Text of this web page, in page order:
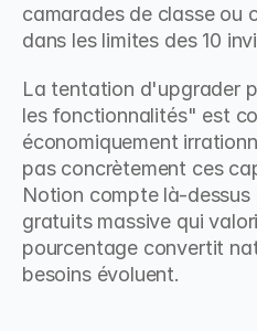
camarades de classe ou
dans les limites des 10
La tentation d'upgrader
les fonctionnalités" est
économiquement
pas concrètement ces
Notion compte là-
gratuits massive qui
pourcentage convertit
besoins évoluent.